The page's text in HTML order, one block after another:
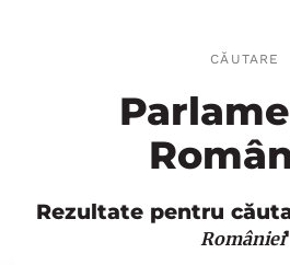
CĂUTARE
Rezultate pentru
României'